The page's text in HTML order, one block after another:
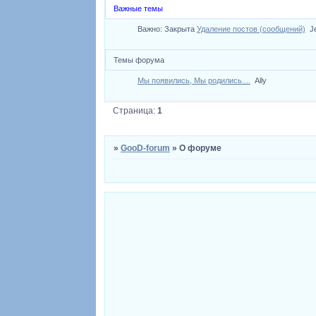
Важные темы
Важно: Закрыта Удаление постов (сообщений)
Темы форума
Мы появились, Мы родились.... Ally
Страница: 1
» GooD-forum » О форуме